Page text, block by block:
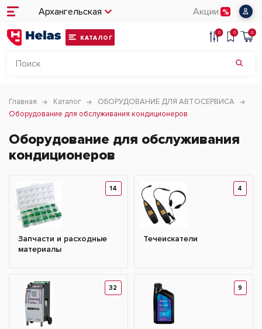
Архангельская Акции
КАТАЛОГ
0 0 0
Главная Каталог
ОБОРУДОВАНИЕ ДЛЯ АВТОСЕРВИСА
Оборудование для обслуживания кондиционеров
Оборудование для обслуживания
кондиционеров
14
Запчасти и расходные
материалы
4
Течеискатели
32 9